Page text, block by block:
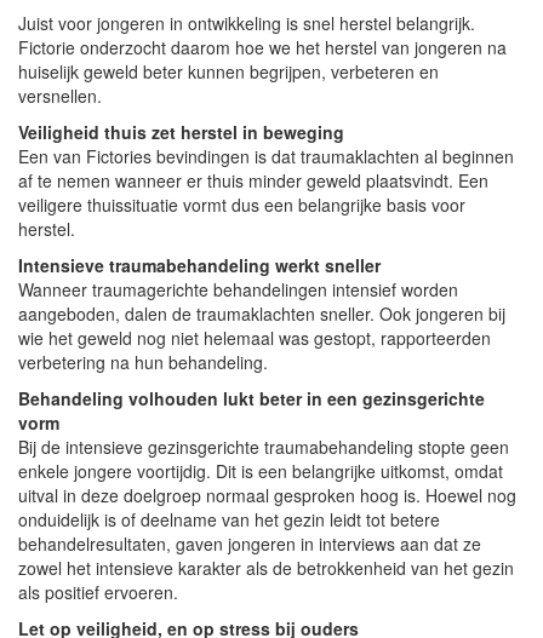
Juist voor jongeren in ontwikkeling is snel herstel belangrijk.
Fictorie onderzocht daarom hoe we het herstel van jongeren na
huiselijk geweld beter kunnen begrijpen, verbeteren en
versnellen.
Veiligheid thuis zet herstel in beweging
Een van Fictories bevindingen is dat traumaklachten al beginnen
af te nemen wanneer er thuis minder geweld plaatsvindt. Een
veiligere thuissituatie vormt dus een belangrijke basis voor
herstel.
Intensieve traumabehandeling werkt sneller
Wanneer traumagerichte behandelingen intensief worden
aangeboden, dalen de traumaklachten sneller. Ook jongeren bij
wie het geweld nog niet helemaal was gestopt, rapporteerden
verbetering na hun behandeling.
Behandeling volhouden lukt beter in een gezinsgerichte
vorm
Bij de intensieve gezinsgerichte traumabehandeling stopte geen
enkele jongere voortijdig. Dit is een belangrijke uitkomst, omdat
uitval in deze doelgroep normaal gesproken hoog is. Hoewel nog
onduidelijk is of deelname van het gezin leidt tot betere
behandelresultaten, gaven jongeren in interviews aan dat ze
zowel het intensieve karakter als de betrokkenheid van het gezin
als positief ervoeren.
Let op veiligheid, en op stress bij ouders